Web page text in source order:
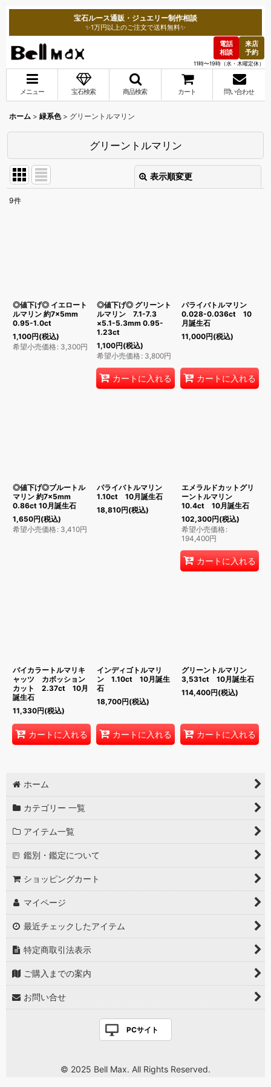
宝石ルース通販・ジュエリー制作相談
✨1万円以上のご注文で送料無料✨
電話
相談
来店
予約
11時〜19時（水・木曜定休）
メニュー 宝石検索 商品検索 カート 問い合わせ
ホーム > 緑系色 > グリーントルマリン
グリーントルマリン
表示順変更
9件
◎値下げ◎ イエロート
ルマリン 約7×5mm
0.95-1.0ct
1,100円(税込)
希望小売価格 : 3,300円
◎値下げ◎ グリーント
ルマリン 7.1-7.3
×5.1-5.3mm 0.95-
1.23ct
1,100円(税込)
希望小売価格 : 3,800円
カートに入れる
パライバトルマリン
0.028-0.036ct 10
月誕生石
11,000円(税込)
カートに入れる
◎値下げ◎ブルートル
マリン 約7×5mm
0.86ct 10月誕生石
1,650円(税込)
希望小売価格 : 3,410円
パライバトルマリン
1.10ct 10月誕生石
18,810円(税込)
エメラルドカットグリ
ーントルマリン
10.4ct 10月誕生石
102,300円(税込)
希望小売価格 :
194,400円
カートに入れる
バイカラートルマリキ
ャッツ カボッション
カット 2.37ct 10月
誕生石
11,330円(税込)
カートに入れる
インディゴトルマリ
ン 1.10ct 10月誕生
石
18,700円(税込)
カートに入れる
グリーントルマリン
3,531ct 10月誕生石
114,400円(税込)
カートに入れる
ホーム
カテゴリー 一覧
アイテム一覧
鑑別・鑑定について
ショッピングカート
マイページ
最近チェックしたアイテム
特定商取引法表示
ご購入までの案内
お問い合せ
PCサイト
© 2025 Bell Max. All Rights Reserved.